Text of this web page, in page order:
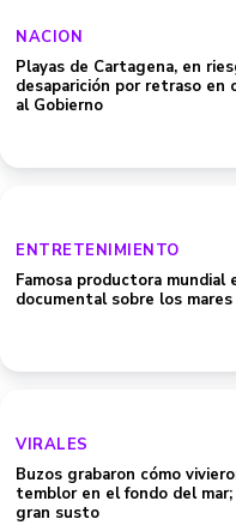
NACION
Playas de Cartagena, en
desaparición por retraso en
al Gobierno
ENTRETENIMIENTO
Famosa productora mundial
documental sobre los
VIRALES
Buzos grabaron cómo
temblor en el fondo del
gran susto